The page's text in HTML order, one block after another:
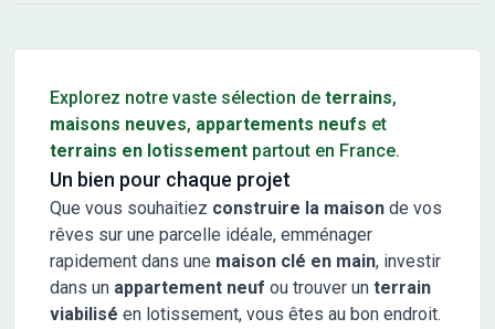
Explorez notre vaste sélection de terrains,
maisons neuves, appartements neufs et
terrains en lotissement partout en France.
Un bien pour chaque projet
Que vous souhaitiez construire la maison de vos
rêves sur une parcelle idéale, emménager
rapidement dans une maison clé en main, investir
dans un appartement neuf ou trouver un terrain
viabilisé en lotissement, vous êtes au bon endroit.